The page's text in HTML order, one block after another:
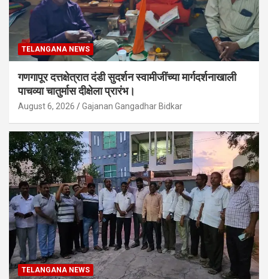
TELANGANA NEWS
गणगापूर दत्तक्षेत्रात दंडी सुदर्शन स्वामीजींच्या मार्गदर्शनाखाली
पाचव्या चातुर्मास दीक्षेला प्रारंभ।
August 6, 2026 Gajanan Gangadhar Bidkar
TELANGANA NEWS